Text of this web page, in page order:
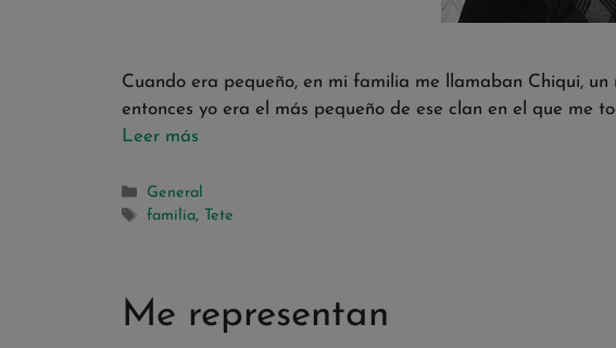
Cuando era pequeño, en mi familia me llamaban Chiqui,
entonces yo era el más pequeño de ese clan en el que me
Leer más
General
familia, Tete
Me representan